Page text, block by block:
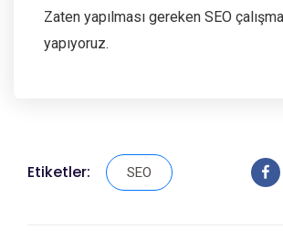
Zaten yapılması gereken SEO
yapıyoruz.
Etiketler: SEO